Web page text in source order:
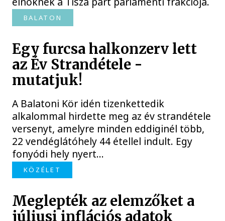
BALATON
Egy furcsa halkonzerv lett
az Év Strandétele -
mutatjuk!
A Balatoni Kör idén tizenkettedik
alkalommal hirdette meg az év strandétele
versenyt, amelyre minden eddiginél több,
22 vendéglátóhely 44 étellel indult. Egy
fonyódi hely nyert...
KÖZÉLET
Meglepték az elemzőket a
júliusi inflációs adatok